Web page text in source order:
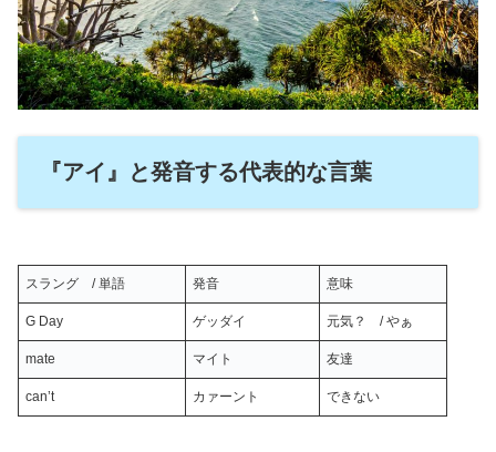
『アイ』と発音する代表的な言葉
スラング / 単語 発音 意味
G Day ゲッダイ 元気？ / やぁ
mate マイト 友達
can’t カァーント できない